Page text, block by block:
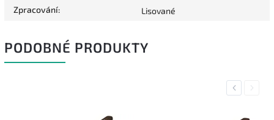
Zpracování: Lisované
PODOBNÉ PRODUKTY
PreviousNext